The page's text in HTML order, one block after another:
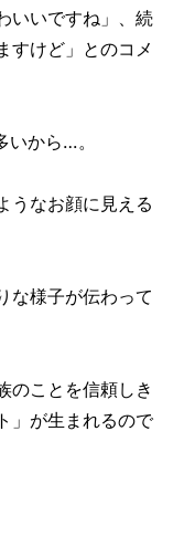
いいですね」、続
すけど」とのコメ
から…。
うなお顔に見える
な様子が伝わって
のことを信頼しき
」が生まれるので